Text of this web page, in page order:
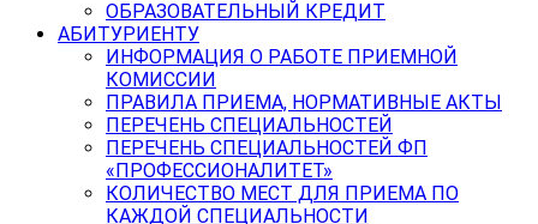
ОБРАЗОВАТЕЛЬНЫЙ КРЕДИТ
АБИТУРИЕНТУ
ИНФОРМАЦИЯ О РАБОТЕ ПРИЕМНОЙ
КОМИССИИ
ПРАВИЛА ПРИЕМА, НОРМАТИВНЫЕ АКТЫ
ПЕРЕЧЕНЬ СПЕЦИАЛЬНОСТЕЙ
ПЕРЕЧЕНЬ СПЕЦИАЛЬНОСТЕЙ ФП
«ПРОФЕССИОНАЛИТЕТ»
КОЛИЧЕСТВО МЕСТ ДЛЯ ПРИЕМА ПО
КАЖДОЙ СПЕЦИАЛЬНОСТИ